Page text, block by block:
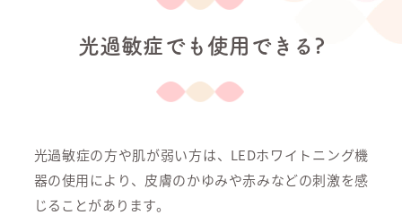
光過敏症でも使用できる?
光過敏症の方や肌が弱い方は、LEDホワイトニング機
器の使用により、皮膚のかゆみや赤みなどの刺激を感
じることがあります。